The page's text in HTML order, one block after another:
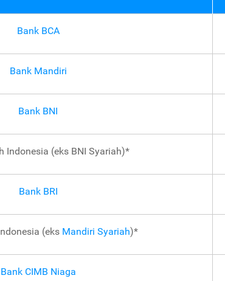
Bank BCA
Bank Mandiri
Bank BNI
Indonesia (eks BNI Syariah)*
Bank BRI
(eks Mandiri Syariah)*
Bank CIMB Niaga